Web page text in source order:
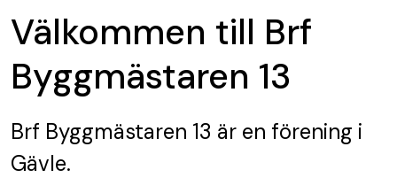
Välkommen till Brf
Byggmästaren 13
Brf Byggmästaren 13 är en förening i
Gävle.